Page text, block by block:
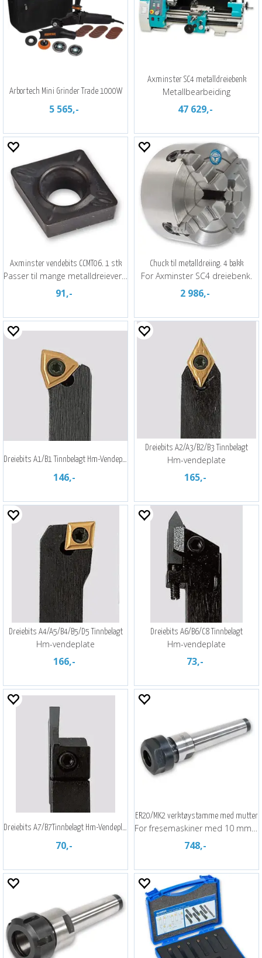
Arbortech Mini Grinder Trade 1000W
5 565,-
Axminster SC4 metalldreiebenk
Metallbearbeiding
47 629,-
Axminster vendebits CCMT06. 1 stk
Passer til mange metalldreieverktøy
91,-
Chuck til metalldreiing. 4 bakk
For Axminster SC4 dreiebenk.
2 986,-
Dreiebits A1/B1 Tinnbelagt Hm-Vendeplate
146,-
Dreiebits A2/A3/B2/B3 Tinnbelagt
Hm-vendeplate
165,-
Dreiebits A4/A5/B4/B5/D5 Tinnbelagt
Hm-vendeplate
166,-
Dreiebits A6/B6/C8 Tinnbelagt
Hm-vendeplate
73,-
Dreiebits A7/B7Tinnbelagt Hm-Vendeplate
70,-
ER20/MK2 verktøystamme med mutter
For fresemaskiner med 10 mm dragbolt
748,-